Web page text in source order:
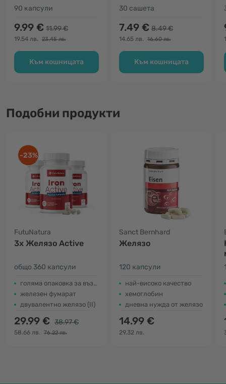
90 капсули
9.99 € 11.99 €
19.54 лв. 23.45 лв.
Към кошницата
30 сашета
7.49 € 8.49 €
14.65 лв. 16.60 лв.
Към кошницата
Подобни продукти
-23%
FutuNatura
3x Желязо Active
общо 360 капсули
голяма опаковка за възрастни
железен фумарат
двувалентно желязо (II)
29.99 € 38.97 €
58.66 лв. 76.22 лв.
Sanct Bernhard
Желязо
120 капсули
най-високо качество
хемоглобин
дневна нужда от желязо
14.99 €
29.32 лв.